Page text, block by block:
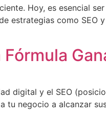
Hoy, es esencial
estrategias como SEO
digital y el SEO
negocio a alcanzar